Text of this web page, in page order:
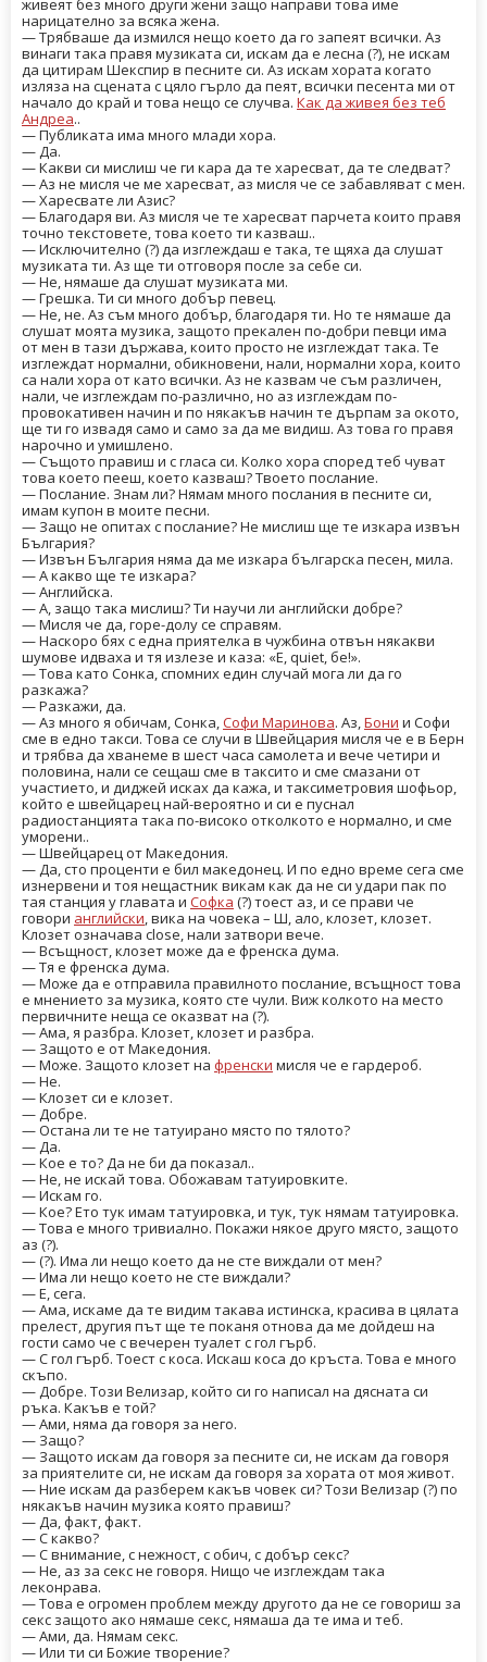
живеят без много други жени защо направи това име
нарицателно за всяка жена.
— Трябваше да измился нещо което да го запеят всички. Аз
винаги така правя музиката си, искам да е лесна (?), не искам
да цитирам Шекспир в песните си. Аз искам хората когато
изляза на сцената с цяло гърло да пеят, всички песента ми от
начало до край и това нещо се случва. Как да живея без теб
Андреа..
— Публиката има много млади хора.
— Да.
— Какви си мислиш че ги кара да те харесват, да те следват?
— Аз не мисля че ме харесват, аз мисля че се забавляват с мен.
— Харесвате ли Азис?
— Благодаря ви. Аз мисля че те харесват парчета които правя
точно текстовете, това което ти казваш..
— Исключително (?) да изглеждаш е така, те щяха да слушат
музиката ти. Аз ще ти отговоря после за себе си.
— Не, нямаше да слушат музиката ми.
— Грешка. Ти си много добър певец.
— Не, не. Аз съм много добър, благодаря ти. Но те нямаше да
слушат моята музика, защото прекален по-добри певци има
от мен в тази държава, които просто не изглеждат така. Те
изглеждат нормални, обикновени, нали, нормални хора, които
са нали хора от като всички. Аз не казвам че съм различен,
нали, че изглеждам по-различно, но аз изглеждам по-
провокативен начин и по някакъв начин те дърпам за окото,
ще ти го извадя само и само за да ме видиш. Аз това го правя
нарочно и умишлено.
— Същото правиш и с гласа си. Колко хора според теб чуват
това което пееш, което казваш? Твоето послание.
— Послание. Знам ли? Нямам много послания в песните си,
имам купон в моите песни.
— Защо не опитах с послание? Не мислиш ще те изкара извън
България?
— Извън България няма да ме изкара българска песен, мила.
— А какво ще те изкара?
— Английска.
— А, защо така мислиш? Ти научи ли английски добре?
— Мисля че да, горе-долу се справям.
— Наскоро бях с една приятелка в чужбина отвън някакви
шумове идваха и тя излезе и каза: «Е, quiet, бе!».
— Това като Сонка, спомних един случай мога ли да го
разкажа?
— Разкажи, да.
— Аз много я обичам, Сонка,Софи Маринова. Аз,Бони и Софи
сме в едно такси. Това се случи в Швейцария мисля че е в Берн
и трябва да хванеме в шест часа самолета и вече четири и
половина, нали се сещаш сме в таксито и сме смазани от
участието, и диджей исках да кажа, и таксиметровия шофьор,
който е швейцарец най-вероятно и си е пуснал
радиостанцията така по-високо отколкото е нормално, и сме
уморени..
— Швейцарец от Македония.
— Да, сто проценти е бил македонец. И по едно време сега сме
изнервени и тоя нещастник викам как да не си удари пак по
тая станция у главата и Софка (?) тоест аз, и се прави че
говори английски, вика на човека – Ш, ало, клозет, клозет.
Клозет означава close, нали затвори вече.
— Всъщност, клозет може да е френска дума.
— Тя е френска дума.
— Може да е отправила правилното послание, всъщност това
е мнението за музика, която сте чули. Виж колкото на место
первичните неща се оказват на (?).
— Ама, я разбра. Клозет, клозет и разбра.
— Защото е от Македония.
— Може. Защото клозет на френски мисля че е гардероб.
— Не.
— Клозет си е клозет.
— Добре.
— Остана ли те не татуирано място по тялото?
— Да.
— Кое е то? Да не би да показал..
— Не, не искай това. Обожавам татуировките.
— Искам го.
— Кое? Ето тук имам татуировка, и тук, тук нямам татуировка.
— Това е много тривиално. Покажи някое друго място, защото
аз (?).
— (?). Има ли нещо което да не сте виждали от мен?
— Има ли нещо което не сте виждали?
— Е, сега.
— Ама, искаме да те видим такава истинска, красива в цялата
прелест, другия път ще те поканя отнова да ме дойдеш на
гости само че с вечерен туалет с гол гърб.
— С гол гърб. Тоест с коса. Искаш коса до кръста. Това е много
скъпо.
— Добре. Този Велизар, който си го написал на дясната си
ръка. Какъв е той?
— Ами, няма да говоря за него.
— Защо?
— Защото искам да говоря за песните си, не искам да говоря
за приятелите си, не искам да говоря за хората от моя живот.
— Ние искам да разберем какъв човек си? Този Велизар (?) по
някакъв начин музика която правиш?
— Да, факт, факт.
— С какво?
— С внимание, с нежност, с обич, с добър секс?
— Не, аз за секс не говоря. Нищо че изглеждам така
леконрава.
— Това е огромен проблем между другото да не се говориш за
секс защото ако нямаше секс, нямаша да те има и теб.
— Ами, да. Нямам секс.
— Или ти си Божие творение?